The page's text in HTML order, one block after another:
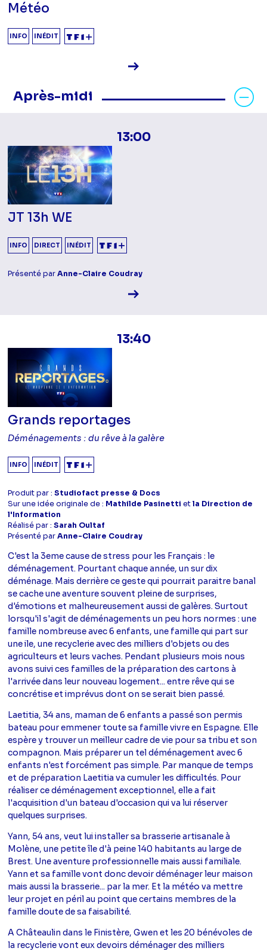
Météo
INFO INÉDIT
Voir la fiche diffusion
Après-midi
Masquer les programmes Après-
13:00
JT 13h WE
INFO DIRECT INÉDIT
Présenté parAnne-Claire Coudray
Voir la fiche diffusion
13:40
Grands reportages
Déménagements : du rêve à la galère
INFO INÉDIT
Produit par :Studiofact presse & Docs
Sur une idée originale de : Mathilde Pasinetti etla Direction de
l'Information
Réalisé par :Sarah Oultaf
Présenté parAnne-Claire Coudray
C'est la 3eme cause de stress pour les Français : le
déménagement. Pourtant chaque année, un sur dix
déménage. Mais derrière ce geste qui pourrait paraitre banal
se cache une aventure souvent pleine de surprises,
d'émotions et malheureusement aussi de galères. Surtout
lorsqu'il s'agit de déménagements un peu hors normes : une
famille nombreuse avec 6 enfants, une famille qui part sur
une ile, une recyclerie avec des milliers d'objets ou des
agriculteurs et leurs vaches. Pendant plusieurs mois nous
avons suivi ces familles de la préparation des cartons à
l'arrivée dans leur nouveau logement... entre rêve qui se
concrétise et imprévus dont on se serait bien passé.
Laetitia, 34 ans, maman de 6 enfants a passé son permis
bateau pour emmener toute sa famille vivre en Espagne. Elle
espère y trouver un meilleur cadre de vie pour sa tribu et son
compagnon. Mais préparer un tel déménagement avec 6
enfants n'est forcément pas simple. Par manque de temps
et de préparation Laetitia va cumuler les difficultés. Pour
réaliser ce déménagement exceptionnel, elle a fait
l'acquisition d'un bateau d'occasion qui va lui réserver
quelques surprises.
Yann, 54 ans, veut lui installer sa brasserie artisanale à
Molène, une petite île d'à peine 140 habitants au large de
Brest. Une aventure professionnelle mais aussi familiale.
Yann et sa famille vont donc devoir déménager leur maison
mais aussi la brasserie... par la mer. Et la météo va mettre
leur projet en péril au point que certains membres de la
famille doute de sa faisabilité.
A Châteaulin dans le Finistère, Gwen et les 20 bénévoles de
la recyclerie vont eux devoirs déménager des milliers